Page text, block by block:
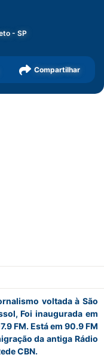
-SP
Compartilhar
voltada à São
Foi inaugurada em
FM. Está em 90.9 FM
da antiga Rádio
CBN.